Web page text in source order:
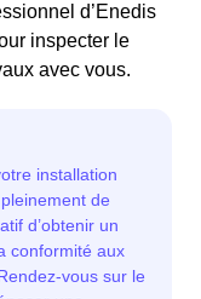
d’Enedis
inspecter le
avec vous.